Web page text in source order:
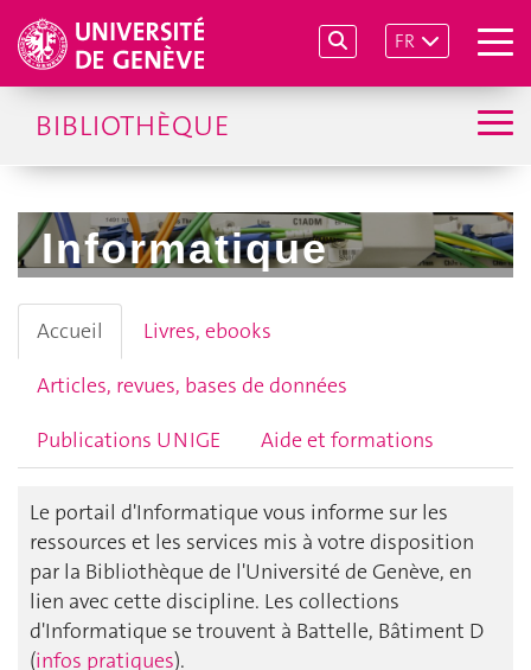
FR
BIBLIOTHÈQUE
Informatique
Accueil
Livres, ebooks
Articles, revues, bases de données
Publications UNIGE
Aide et formations
Le portail d'Informatique vous informe sur les
ressources et les services mis à votre disposition
par la Bibliothèque de l'Université de Genève, en
lien avec cette discipline. Les collections
d'Informatique se trouvent à Battelle, Bâtiment D
(infos pratiques).